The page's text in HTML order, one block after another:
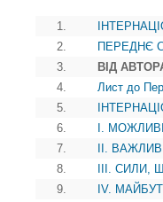
1.
2.
ПЕРЕДНЄ
3.
ВІД
4.
Лист до
5.
6.
I.
7.
II.
8.
III. СИЛИ,
9.
IV.